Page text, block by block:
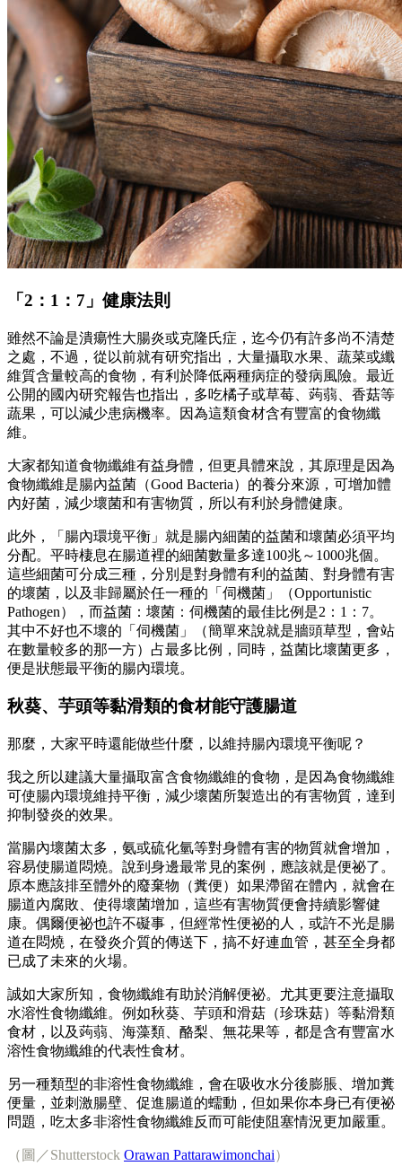
「2：1：7」健康法則
雖然不論是潰瘍性大腸炎或克隆氏症，迄今仍有許多尚不清楚
之處，不過，從以前就有研究指出，大量攝取水果、蔬菜或纖
維質含量較高的食物，有利於降低兩種病症的發病風險。最近
公開的國內研究報告也指出，多吃橘子或草莓、蒟蒻、香菇等
蔬果，可以減少患病機率。因為這類食材含有豐富的食物纖
維。
大家都知道食物纖維有益身體，但更具體來說，其原理是因為
食物纖維是腸內益菌（Good Bacteria）的養分來源，可增加體
內好菌，減少壞菌和有害物質，所以有利於身體健康。
此外，「腸內環境平衡」就是腸內細菌的益菌和壞菌必須平均
分配。平時棲息在腸道裡的細菌數量多達100兆～1000兆個。
這些細菌可分成三種，分別是對身體有利的益菌、對身體有害
的壞菌，以及非歸屬於任一種的「伺機菌」（Opportunistic
Pathogen），而益菌：壞菌：伺機菌的最佳比例是2：1：7。
其中不好也不壞的「伺機菌」（簡單來說就是牆頭草型，會站
在數量較多的那一方）占最多比例，同時，益菌比壞菌更多，
便是狀態最平衡的腸內環境。
秋葵、芋頭等黏滑類的食材能守護腸道
那麼，大家平時還能做些什麼，以維持腸內環境平衡呢？
我之所以建議大量攝取富含食物纖維的食物，是因為食物纖維
可使腸內環境維持平衡，減少壞菌所製造出的有害物質，達到
抑制發炎的效果。
當腸內壞菌太多，氨或硫化氫等對身體有害的物質就會增加，
容易使腸道悶燒。說到身邊最常見的案例，應該就是便祕了。
原本應該排至體外的廢棄物（糞便）如果滯留在體內，就會在
腸道內腐敗、使得壞菌增加，這些有害物質便會持續影響健
康。偶爾便祕也許不礙事，但經常性便祕的人，或許不光是腸
道在悶燒，在發炎介質的傳送下，搞不好連血管，甚至全身都
已成了未來的火場。
誠如大家所知，食物纖維有助於消解便祕。尤其更要注意攝取
水溶性食物纖維。例如秋葵、芋頭和滑菇（珍珠菇）等黏滑類
食材，以及蒟蒻、海藻類、酪梨、無花果等，都是含有豐富水
溶性食物纖維的代表性食材。
另一種類型的非溶性食物纖維，會在吸收水分後膨脹、增加糞
便量，並刺激腸壁、促進腸道的蠕動，但如果你本身已有便祕
問題，吃太多非溶性食物纖維反而可能使阻塞情況更加嚴重。
（圖／Shutterstock Orawan Pattarawimonchai）